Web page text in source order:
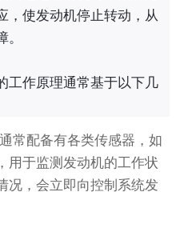
，使发动机停止转动，从
工作原理通常基于以下几
常配备有各类传感器，如
用于监测发动机的工作状
况，会立即向控制系统发